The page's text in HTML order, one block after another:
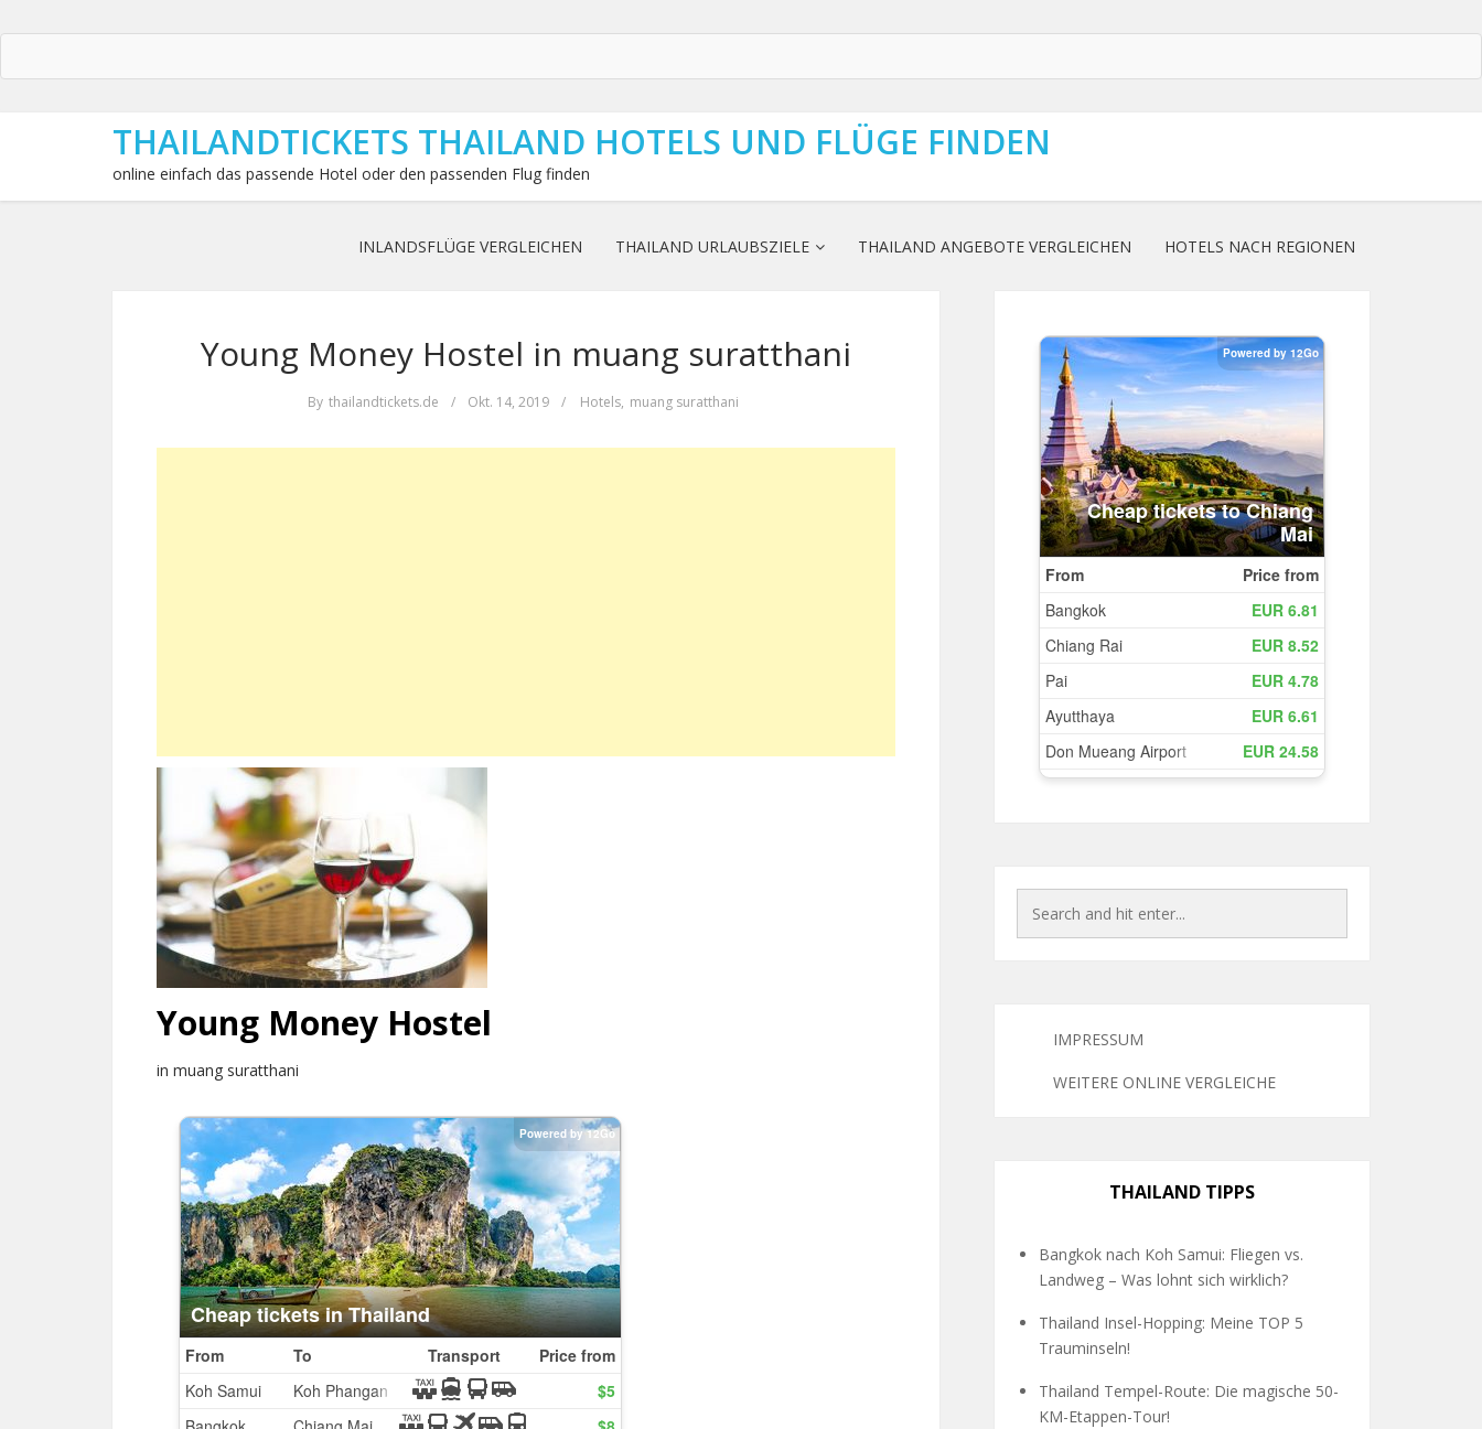
THAILANDTICKETS THAILAND HOTELS UND FLÜGE FINDEN
online einfach das passende Hotel oder den passenden Flug finden
INLANDSFLÜGE VERGLEICHEN THAILAND URLAUBSZIELE THAILAND ANGEBOTE VERGLEICHEN HOTELS NACH REGIONEN
Young Money Hostel in muang suratthani
By thailandtickets.de / Okt. 14, 2019 / Hotels, muang suratthani
Young Money Hostel
in muang suratthani
IMPRESSUM
WEITERE ONLINE VERGLEICHE
THAILAND TIPPS
Bangkok nach Koh Samui: Fliegen vs.
Landweg – Was lohnt sich wirklich?
Thailand Insel-Hopping: Meine TOP 5
Trauminseln!
Thailand Tempel-Route: Die magische 50-
KM-Etappen-Tour!